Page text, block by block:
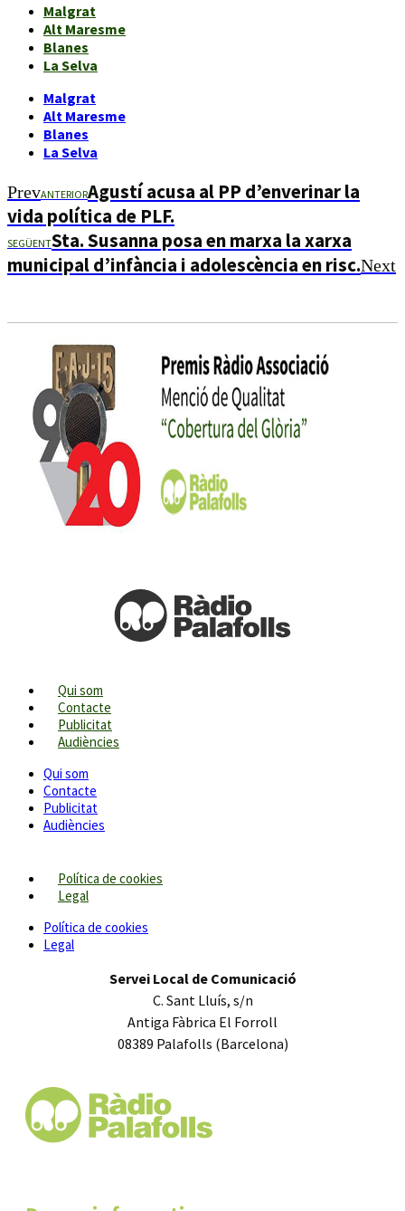
Malgrat
Alt Maresme
Blanes
La Selva
Malgrat
Alt Maresme
Blanes
La Selva
PrevANTERIORAgustí acusa al PP d’enverinar la
vida política de PLF.
SEGÜENTSta. Susanna posa en marxa la xarxa
municipal d’infància i adolescència en risc.Next
Qui som
Contacte
Publicitat
Audiències
Qui som
Contacte
Publicitat
Audiències
Política de cookies
Legal
Política de cookies
Legal
Servei Local de Comunicació
C. Sant Lluís, s/n
Antiga Fàbrica El Forroll
08389 Palafolls (Barcelona)